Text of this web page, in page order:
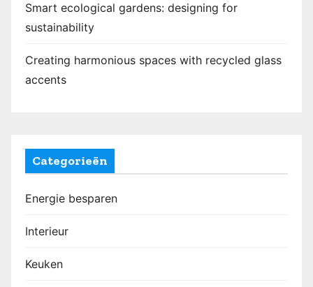
Smart ecological gardens: designing for
sustainability
Creating harmonious spaces with recycled glass
accents
Categorieën
Energie besparen
Interieur
Keuken